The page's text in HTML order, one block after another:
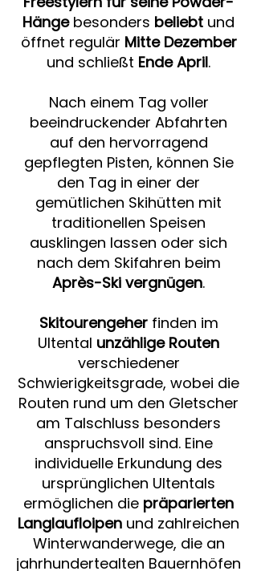
Hängebesonders beliebt und
öffnet regulär Mitte Dezember
und schließt Ende April.
Nach einem Tag voller
beeindruckender Abfahrten
auf den hervorragend
gepflegten Pisten, können Sie
den Tag in einer der
gemütlichen Skihütten mit
traditionellen Speisen
ausklingen lassen oder sich
nach dem Skifahren beim
Après-Ski vergnügen.
Skitourengeherfinden im
Ultental unzählige Routen
verschiedener
Schwierigkeitsgrade, wobei die
Routen rund um den Gletscher
am Talschluss besonders
anspruchsvoll sind. Eine
individuelle Erkundung des
ursprünglichen Ultentals
ermöglichen die präparierten
Langlaufloipen und zahlreichen
Winterwanderwege, die an
jahrhundertealten Bauernhöfen